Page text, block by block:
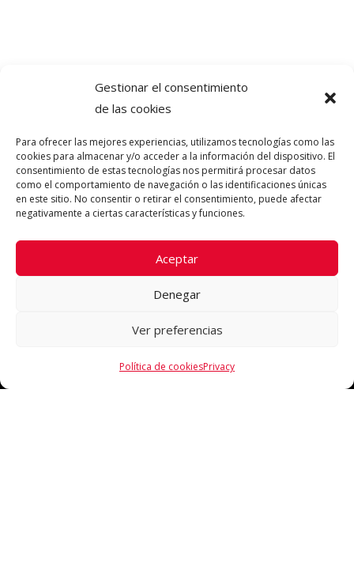
Gestionar el consentimiento
de las cookies
Para ofrecer las mejores experiencias, utilizamos tecnologías como las
cookies para almacenar y/o acceder a la información del dispositivo. El
consentimiento de estas tecnologías nos permitirá procesar datos
como el comportamiento de navegación o las identificaciones únicas
en este sitio. No consentir o retirar el consentimiento, puede afectar
negativamente a ciertas características y funciones.
Aceptar
Denegar
Ver preferencias
Política de cookiesPrivacy